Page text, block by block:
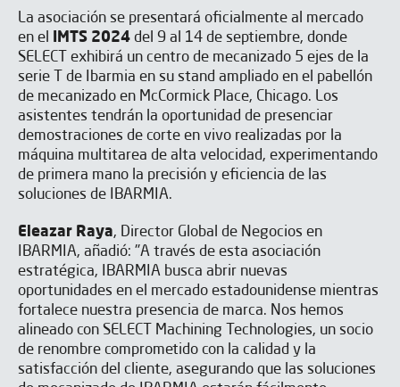
La asociación se presentará oficialmente al mercado
en el
IMTS 2024 del 9 al 14 de septiembre, donde
SELECT exhibirá un centro de mecanizado 5 ejes de la
serie T de Ibarmia en su stand ampliado en el pabellón
de mecanizado en McCormick Place, Chicago. Los
asistentes tendrán la oportunidad de presenciar
demostraciones de corte en vivo realizadas por la
máquina multitarea de alta velocidad, experimentando
de primera mano la precisión y eficiencia de las
soluciones de IBARMIA.
Eleazar Raya, Director Global de Negocios en
IBARMIA, añadió: "A través de esta asociación
estratégica, IBARMIA busca abrir nuevas
oportunidades en el mercado estadounidense mientras
fortalece nuestra presencia de marca. Nos hemos
alineado con SELECT Machining Technologies, un socio
de renombre comprometido con la calidad y la
satisfacción del cliente, asegurando que las soluciones